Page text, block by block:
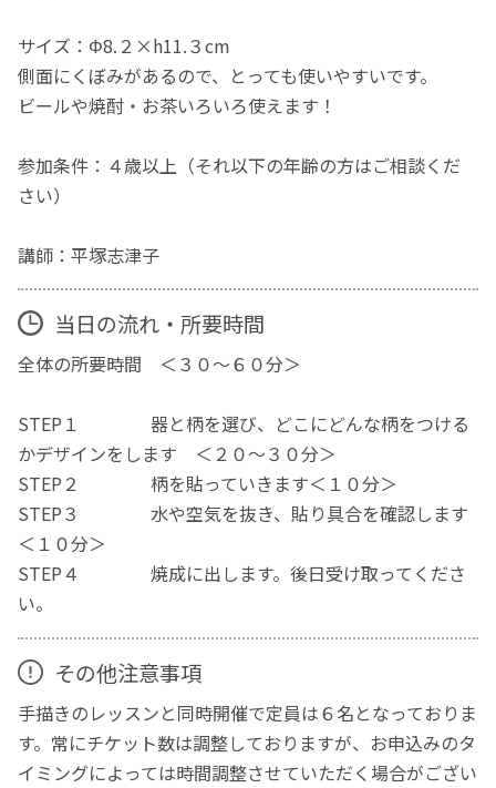
サイズ：Φ8.２×h11.３cm
側面にくぼみがあるので、とっても使いやすいです。
ビールや焼酎・お茶いろいろ使えます！
参加条件：４歳以上（それ以下の年齢の方はご相談くだ
さい）
講師：平塚志津子
当日の流れ・所要時間
全体の所要時間 ＜３０〜６０分＞
STEP１ 器と柄を選び、どこにどんな柄をつける
かデザインをします ＜２０〜３０分＞
STEP２ 柄を貼っていきます＜１０分＞
STEP３ 水や空気を抜き、貼り具合を確認します
＜１０分＞
STEP４ 焼成に出します。後日受け取ってくださ
い。
その他注意事項
手描きのレッスンと同時開催で定員は６名となっておりま
す。常にチケット数は調整しておりますが、お申込みのタ
イミングによっては時間調整させていただく場合がござい